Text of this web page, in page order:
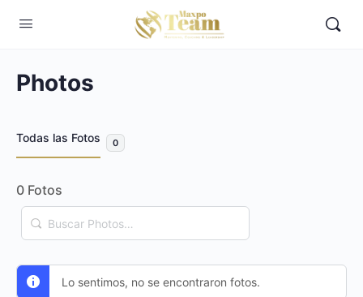
Photos
Todas las Fotos 0
0 Fotos
Buscar
Photos…
Lo sentimos, no se encontraron fotos.